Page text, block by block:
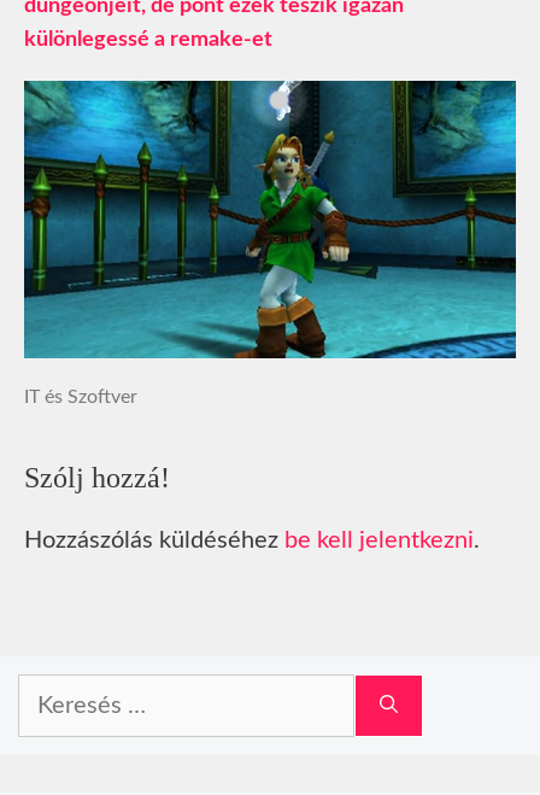
dungeonjeit, de pont ezek teszik igazán
különlegessé a remake-et
IT és Szoftver
Szólj hozzá!
Hozzászólás küldéséhez be kell jelentkezni.